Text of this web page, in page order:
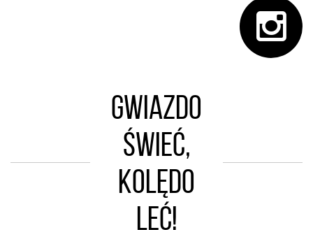
Gwiazdo
świeć,
kolędo
leć!